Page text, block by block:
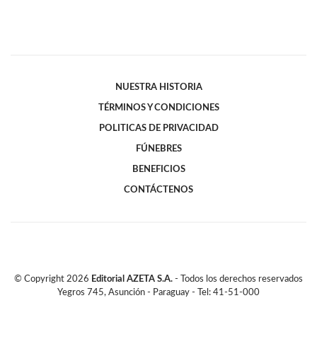
NUESTRA HISTORIA
TÉRMINOS Y CONDICIONES
POLITICAS DE PRIVACIDAD
FÚNEBRES
BENEFICIOS
CONTÁCTENOS
© Copyright 2026 Editorial AZETA S.A. - Todos los derechos reservados
Yegros 745, Asunción - Paraguay - Tel: 41-51-000